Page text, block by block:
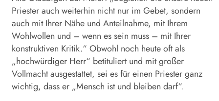
Priester auch weiterhin nicht nur im Gebet, sondern
auch mit Ihrer Nähe und Anteilnahme, mit Ihrem
Wohlwollen und – wenn es sein muss – mit Ihrer
konstruktiven Kritik.“ Obwohl noch heute oft als
„hochwürdiger Herr“ betituliert und mit großer
Vollmacht ausgestattet, sei es für einen Priester ganz
wichtig, dass er „Mensch ist und bleiben darf“.